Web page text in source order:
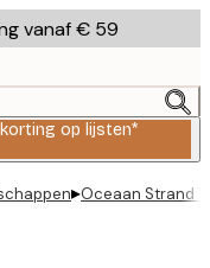
vanaf € 59
op lijsten*
▸Oceaan Strand